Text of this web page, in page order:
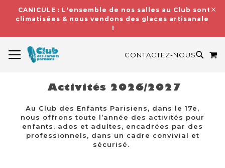
CANICULE : L'ensemble de nos salles au Club sont
climatisées & nous vendons des glaces artisanales
!
CONTACTEZ-NOUS
Activités 2026/2027
Au Club des Enfants Parisiens, dans le 17e,
nous offrons toute l’année des activités pour
enfants, ados et adultes, encadrées par des
professionnels, dans un cadre convivial et
sécurisé.